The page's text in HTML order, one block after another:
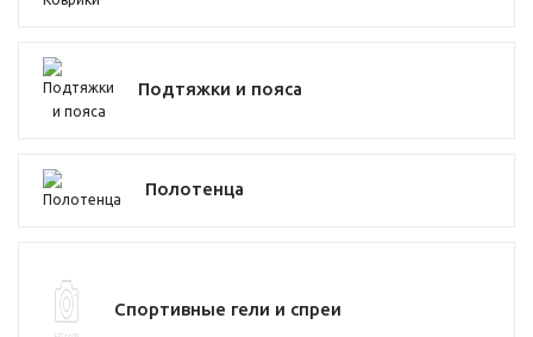
Подтяжки и пояса
Полотенца
Спортивные гели и спреи